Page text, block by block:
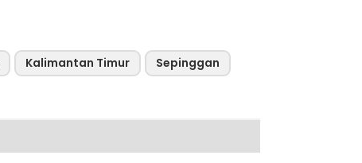
Kalimantan Timur
Sepinggan